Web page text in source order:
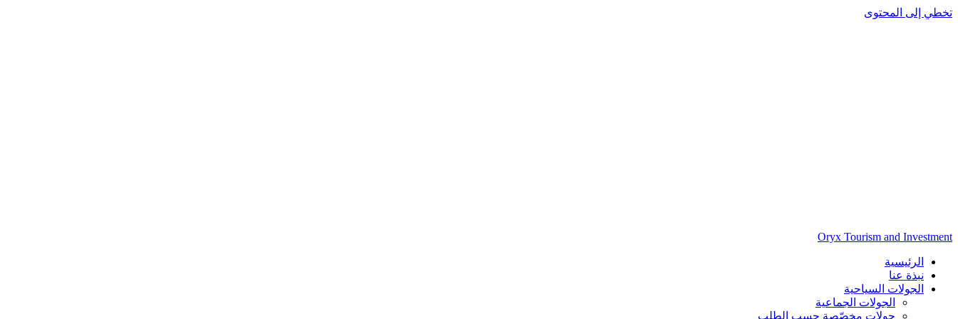
تخطي إلى المحتوى
Oryx Tourism and Investment
الرئيسية
نبذة عنا
الجولات السياحية
الجولات الجماعية
جولات مخصّصة حسب الطلب